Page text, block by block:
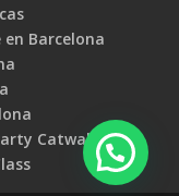
Barcelona
Catwalk